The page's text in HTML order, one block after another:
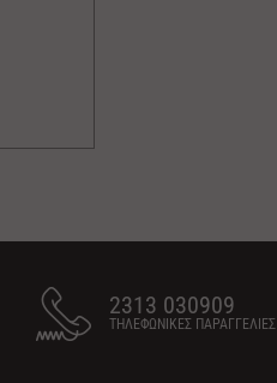
2313 030909
ΤΗΛΕΦΩΝΙΚΕΣ ΠΑΡΑΓΓΕΛΙΕΣ